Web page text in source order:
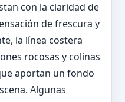
con la claridad de
de frescura y
la línea costera
rocosas y colinas
aportan un fondo
Algunas